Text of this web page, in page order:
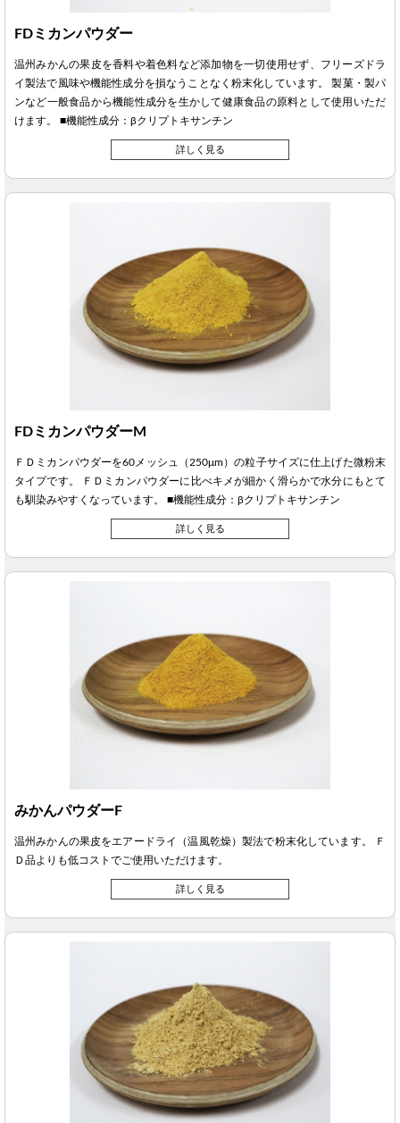
FDミカンパウダー
温州みかんの果皮を香料や着色料など添加物を一切使用せず、フリーズドラ
イ製法で風味や機能性成分を損なうことなく粉末化しています。 製菓・製パ
ンなど一般食品から機能性成分を生かして健康食品の原料として使用いただ
けます。 ■機能性成分：βクリプトキサンチン
詳しく見る
FDミカンパウダーM
ＦＤミカンパウダーを60メッシュ（250μm）の粒子サイズに仕上げた微粉末
タイプです。 ＦＤミカンパウダーに比べキメが細かく滑らかで水分にもとて
も馴染みやすくなっています。 ■機能性成分：βクリプトキサンチン
詳しく見る
みかんパウダーF
温州みかんの果皮をエアードライ（温風乾燥）製法で粉末化しています。 Ｆ
Ｄ品よりも低コストでご使用いただけます。
詳しく見る